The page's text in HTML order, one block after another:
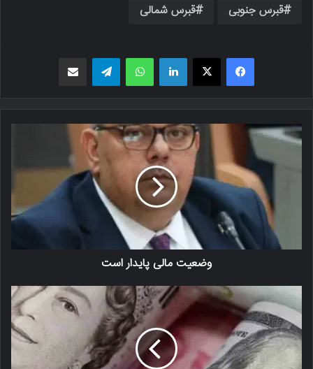
قبرس جنوبی
قبرس شمالی
فیسبوک X لینکدین واتس اپ
وضعیت مالی پایدار است